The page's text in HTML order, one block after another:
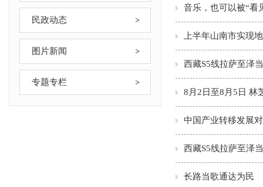
民政动态
图片新闻
专题专栏
音乐，也可以被“看
上半年山南市实现
西藏S5线拉萨至泽
8月2日至8月5日 林
中国产业转移发展
西藏S5线拉萨至泽
长路当歌通达为民